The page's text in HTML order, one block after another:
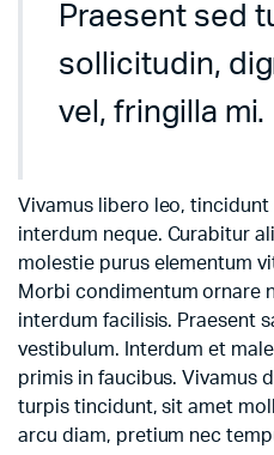
Praesent sed
sollicitudin,
vel, fringilla mi.
Vivamus libero leo,
interdum neque. Curabitur
molestie purus elementum
Morbi condimentum ornare
interdum facilisis. Praesent
vestibulum. Interdum et
primis in faucibus. Vivamus
turpis tincidunt, sit amet
arcu diam, pretium nec